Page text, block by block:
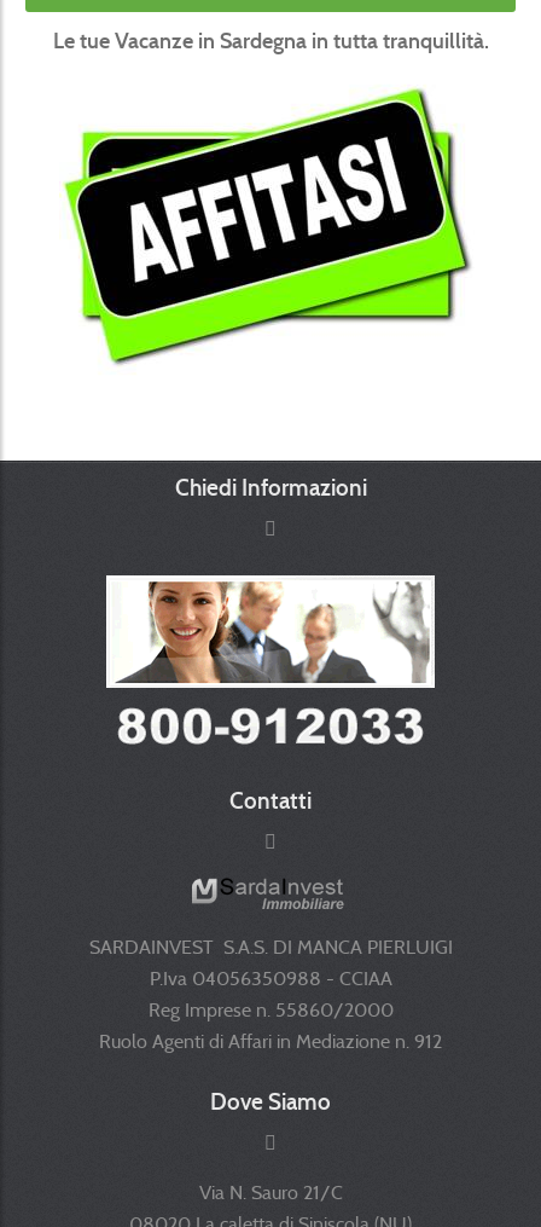
Le tue Vacanze in Sardegna in tutta tranquillità.
Chiedi Informazioni
Contatti
SARDAINVEST S.A.S. DI MANCA PIERLUIGI
P.Iva 04056350988 - CCIAA
Reg Imprese n. 55860/2000
Ruolo Agenti di Affari in Mediazione n. 912
Dove Siamo
Via N. Sauro 21/C